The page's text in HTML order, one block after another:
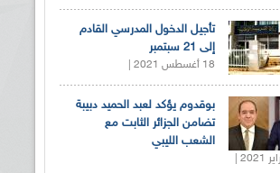
تأجيل الدخول المدرسي القادم
إلى 21 سبتمبر
18 أغسطس 2021 |
بوقدوم يؤكد لعبد الحميد دبيبة
تضامن الجزائر الثابت مع
الشعب الليبي